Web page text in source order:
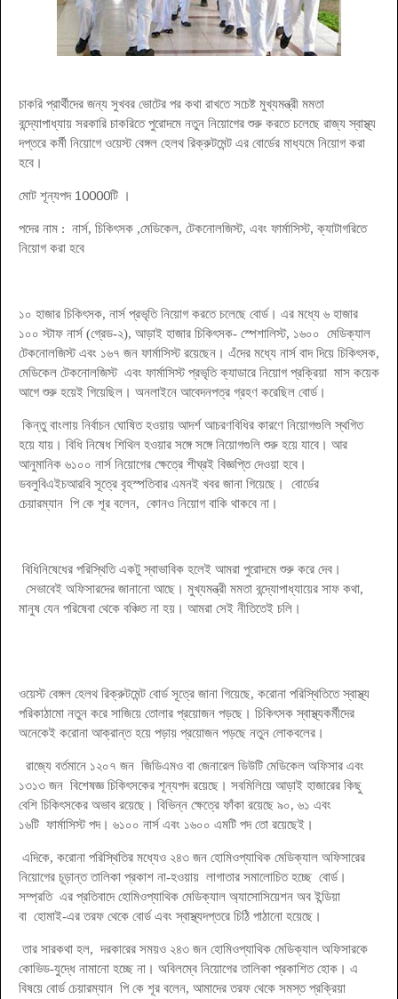
চাকরি প্রার্থীদের জন্য সুখবর ভোটের পর কথা রাখতে সচেষ্ট মুখ্যমন্ত্রী মমতা
বন্দ্যোপাধ্যায় সরকারি চাকরিতে পুরোদমে নতুন নিয়োগের শুরু করতে চলেছে রাজ্য স্বাস্থ্য
দপ্তরে কর্মী নিয়োগে ওয়েস্ট বেঙ্গল হেলথ রিক্রুটমেন্ট এর বোর্ডের মাধ্যমে নিয়োগ করা
হবে ।
মোট শূন্যপদ 10000টি ।
পদের নাম : নার্স, চিকিৎসক ,মেডিকেল, টেকনোলজিস্ট, এবং ফার্মাসিস্ট, ক্যাটাগরিতে
নিয়োগ করা হবে
১০ হাজার চিকিৎসক, নার্স প্রভৃতি নিয়োগ করতে চলেছে বোর্ড। এর মধ্যে ৬ হাজার
১০০ স্টাফ নার্স (গ্রেড-২), আড়াই হাজার চিকিৎসক- স্পেশালিস্ট, ১৬০০ মেডিক্যাল
টেকনোলজিস্ট এবং ১৬৭ জন ফার্মাসিস্ট রয়েছেন। এঁদের মধ্যে নার্স বাদ দিয়ে চিকিৎসক,
মেডিকেল টেকনোলজিস্ট এবং ফার্মাসিস্ট প্রভৃতি ক্যাডারে নিয়োগ প্রক্রিয়া মাস কয়েক
আগে শুরু হয়েই গিয়েছিল। অনলাইনে আবেদনপত্র গ্রহণ করেছিল বোর্ড।
কিন্তু বাংলায় নির্বাচন ঘোষিত হওয়ায় আদর্শ আচরণবিধির কারণে নিয়োগগুলি স্থগিত
হয়ে যায়। বিধি নিষেধ শিথিল হওয়ার সঙ্গে সঙ্গে নিয়োগগুলি শুরু হয়ে যাবে। আর
আনুমানিক ৬১০০ নার্স নিয়োগের ক্ষেত্রে শীঘ্রই বিজ্ঞপ্তি দেওয়া হবে।
ডবলুবিএইচআরবি সূত্রে বৃহস্পতিবার এমনই খবর জানা গিয়েছে। বোর্ডের
চেয়ারম্যান পি কে শূর বলেন, কোনও নিয়োগ বাকি থাকবে না।
বিধিনিষেধের পরিস্থিতি একটু স্বাভাবিক হলেই আমরা পুরোদমে শুরু করে দেব।
সেভাবেই অফিসারদের জানানো আছে। মুখ্যমন্ত্রী মমতা বন্দ্যোপাধ্যায়ের সাফ কথা,
মানুষ যেন পরিষেবা থেকে বঞ্চিত না হয়। আমরা সেই নীতিতেই চলি।
ওয়েস্ট বেঙ্গল হেলথ রিক্রুটমেন্ট বোর্ড সূত্রে জানা গিয়েছে, করোনা পরিস্থিতিতে স্বাস্থ্য
পরিকাঠামো নতুন করে সাজিয়ে তোলার প্রয়োজন পড়ছে। চিকিৎসক স্বাস্থ্যকর্মীদের
অনেকেই করোনা আক্রান্ত হয়ে পড়ায় প্রয়োজন পড়ছে নতুন লোকবলের।
রাজ্যে বর্তমানে ১২০৭ জন জিডিএমও বা জেনারেল ডিউটি মেডিকেল অফিসার এবং
১৩১৩ জন বিশেষজ্ঞ চিকিৎসকের শূন্যপদ রয়েছে। সবমিলিয়ে আড়াই হাজারের কিছু
বেশি চিকিৎসকের অভাব রয়েছে। বিভিন্ন ক্ষেত্রে ফাঁকা রয়েছে ৯০, ৬১ এবং
১৬টি ফার্মাসিস্ট পদ। ৬১০০ নার্স এবং ১৬০০ এমটি পদ তো রয়েছেই।
এদিকে, করোনা পরিস্থিতির মধ্যেও ২৪৩ জন হোমিওপ্যাথিক মেডিক্যাল অফিসারের
নিয়োগের চূড়ান্ত তালিকা প্রকাশ না-হওয়ায় লাগাতার সমালোচিত হচ্ছে বোর্ড।
সম্প্রতি এর প্রতিবাদে হোমিওপ্যাথিক মেডিক্যাল অ্যাসোসিয়েশন অব ইন্ডিয়া
বা হোমাই-এর তরফ থেকে বোর্ড এবং স্বাস্থ্যদপ্তরে চিঠি পাঠানো হয়েছে।
তার সারকথা হল, দরকারের সময়ও ২৪৩ জন হোমিওপ্যাথিক মেডিক্যাল অফিসারকে
কোভিড-যুদ্ধে নামানো হচ্ছে না। অবিলম্বে নিয়োগের তালিকা প্রকাশিত হোক। এ
বিষয়ে বোর্ড চেয়ারম্যান পি কে শূর বলেন, আমাদের তরফ থেকে সমস্ত প্রক্রিয়া